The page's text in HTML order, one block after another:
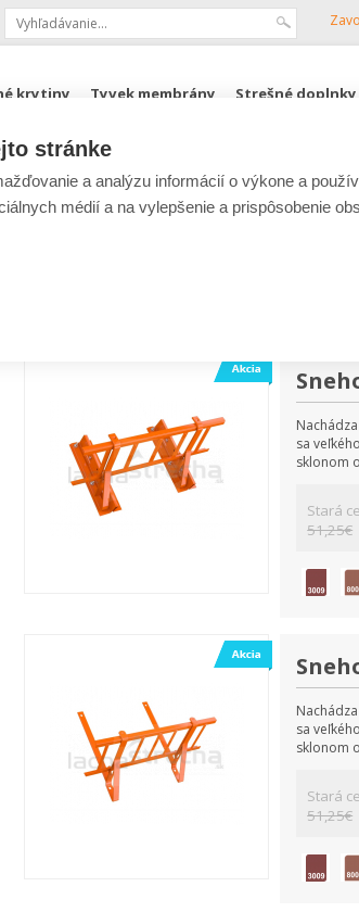
krytiny Tyvek membrány Strešné
ZENIT Podkrovné schody FAKRO
sa
sklonom
Stará
51,25€
sa
sklonom
Stará
51,25€
stránke
a analýzu informácií o výkone a
médií a na vylepšenie a prispôsobenie